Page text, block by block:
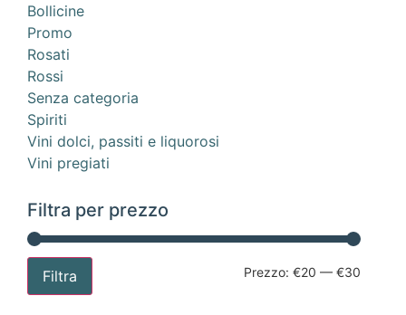
Bollicine
Promo
Rosati
Rossi
Senza categoria
Spiriti
Vini dolci, passiti e liquorosi
Vini pregiati
Filtra per prezzo
Filtra Prezzo: €20 — €30